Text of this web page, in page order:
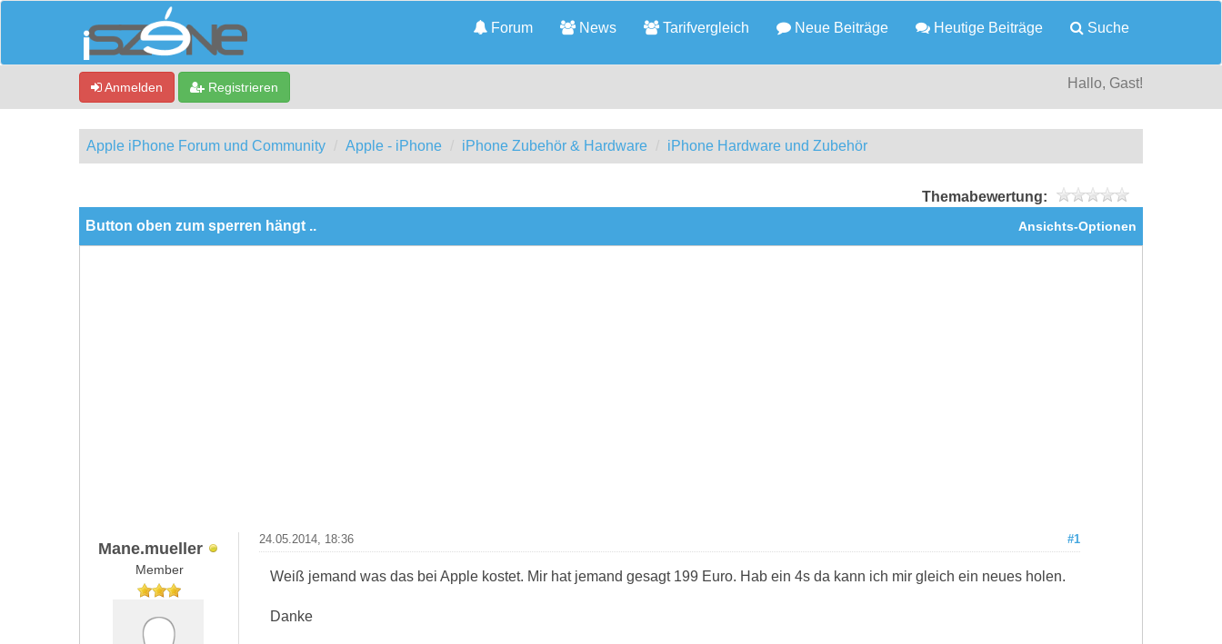
Forum News Tarifvergleich Neue Beiträge Heutige Beiträge Suche
Anmelden Registrieren Hallo, Gast!
Apple iPhone Forum und Community Apple - iPhone iPhone Zubehör & Hardware iPhone Hardware und Zubehör
Themabewertung:
Ansichts-Optionen
Button oben zum sperren hängt ..
Mane.mueller
Member
#1
24.05.2014, 18:36
Weiß jemand was das bei Apple kostet. Mir hat jemand gesagt 199 Euro. Hab ein 4s da kann ich mir gleich ein neues holen.
Danke